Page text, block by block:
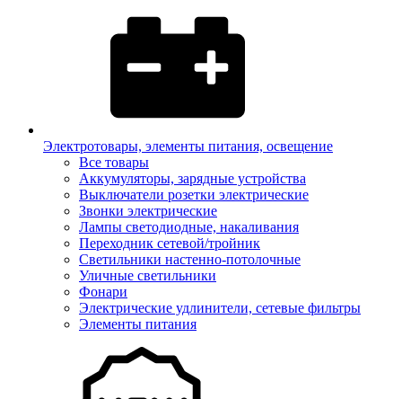
Электротовары, элементы питания, освещение
Все товары
Аккумуляторы, зарядные устройства
Выключатели розетки электрические
Звонки электрические
Лампы светодиодные, накаливания
Переходник сетевой/тройник
Светильники настенно-потолочные
Уличные светильники
Фонари
Электрические удлинители, сетевые фильтры
Элементы питания